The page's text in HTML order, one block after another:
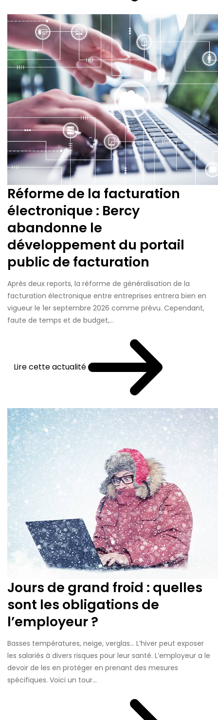
Réforme de la facturation
électronique : Bercy
abandonne le
développement du portail
public de facturation
Après deux reports, la réforme de généralisation de la
facturation électronique entre entreprises entrera bien en
vigueur le 1er septembre 2026 comme prévu. Cependant,
faute de temps et de budget,...
Lire cette actualité
Jours de grand froid : quelles
sont les obligations de
l’employeur ?
Basses températures, neige, verglas… L’hiver peut exposer
les salariés à divers risques pour leur santé. L’employeur a le
devoir de les en protéger en prenant des mesures
spécifiques. Voici un tour...